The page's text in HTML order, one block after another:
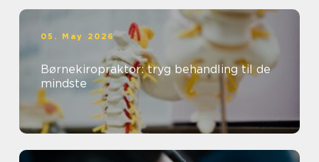
05. May 2026
Børnekiropraktor: tryg behandling til de
mindste